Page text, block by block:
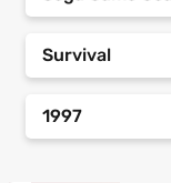
Survival
1997